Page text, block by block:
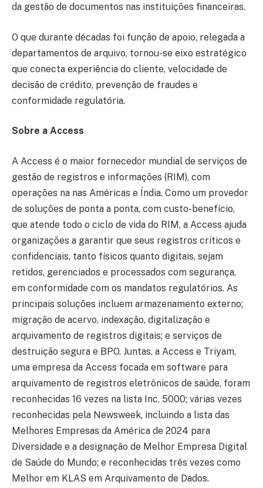
da gestão de documentos nas instituições financeiras.
O que durante décadas foi função de apoio, relegada a
departamentos de arquivo, tornou-se eixo estratégico
que conecta experiência do cliente, velocidade de
decisão de crédito, prevenção de fraudes e
conformidade regulatória.
Sobre a Access
A Access é o maior fornecedor mundial de serviços de
gestão de registros e informações (RIM), com
operações na nas Américas e Índia. Como um provedor
de soluções de ponta a ponta, com custo-benefício,
que atende todo o ciclo de vida do RIM, a Access ajuda
organizações a garantir que seus registros críticos e
confidenciais, tanto físicos quanto digitais, sejam
retidos, gerenciados e processados com segurança,
em conformidade com os mandatos regulatórios. As
principais soluções incluem armazenamento externo;
migração de acervo, indexação, digitalização e
arquivamento de registros digitais; e serviços de
destruição segura e BPO. Juntas, a Access e Triyam,
uma empresa da Access focada em software para
arquivamento de registros eletrônicos de saúde, foram
reconhecidas 16 vezes na lista Inc. 5000; várias vezes
reconhecidas pela Newsweek, incluindo a lista das
Melhores Empresas da América de 2024 para
Diversidade e a designação de Melhor Empresa Digital
de Saúde do Mundo; e reconhecidas três vezes como
Melhor em KLAS em Arquivamento de Dados.